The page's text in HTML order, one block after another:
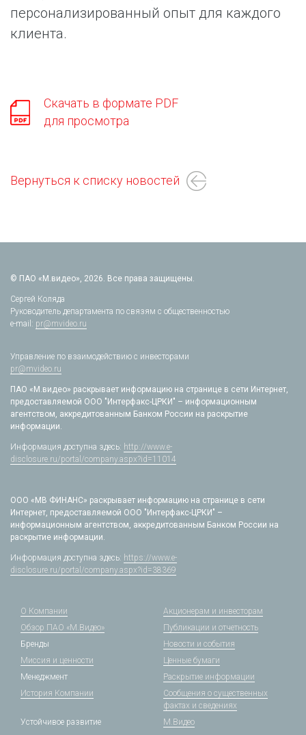
персонализированный опыт для каждого
клиента.
Скачать в формате PDF
для просмотра
Вернуться к списку новостей
© ПАО «М.видео», 2026. Все права защищены.
Сергей Коляда
Руководитель департамента по связям с общественностью
e-mail: pr@mvideo.ru
Управление по взаимодействию с инвесторами
pr@mvideo.ru
ПАО «М.видео» раскрывает информацию на странице в сети Интернет,
предоставляемой ООО "Интерфакс-ЦРКИ" – информационным
агентством, аккредитованным Банком России на раскрытие
информации.
Информация доступна здесь: http://www.e-
disclosure.ru/portal/company.aspx?id=11014
ООО «МВ ФИНАНС» раскрывает информацию на странице в сети
Интернет, предоставляемой ООО "Интерфакс-ЦРКИ" –
информационным агентством, аккредитованным Банком России на
раскрытие информации.
Информация доступна здесь: https://www.e-
disclosure.ru/portal/company.aspx?id=38369
О Компании
Обзор ПАО «М.Видео»
Бренды
Миссия и ценности
Менеджмент
История Компании
Акционерам и инвесторам
Публикации и отчетность
Новости и события
Ценные бумаги
Раскрытие информации
Сообщения о существенных
фактах и сведениях
Устойчивое развитие
М.Видео